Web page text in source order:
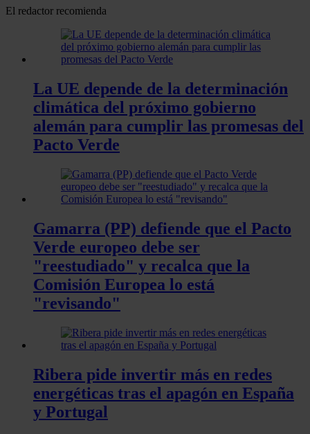
El redactor recomienda
La UE depende de la determinación
climática del próximo gobierno
alemán para cumplir las promesas del
Pacto Verde
Gamarra (PP) defiende que el Pacto
Verde europeo debe ser
"reestudiado" y recalca que la
Comisión Europea lo está
"revisando"
Ribera pide invertir más en redes
energéticas tras el apagón en España
y Portugal